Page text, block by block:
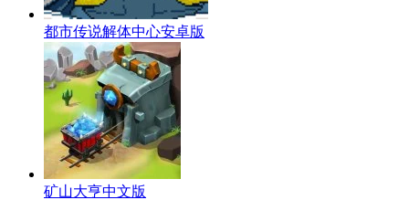
都市传说解体中心安卓版
矿山大亨中文版